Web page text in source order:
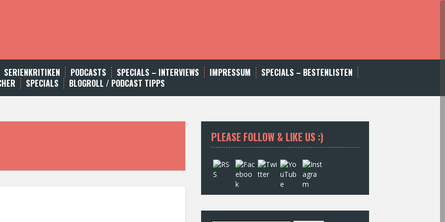
SERIENKRITIKEN PODCASTS SPECIALS – INTERVIEWS IMPRESSUM
SPECIALS – BESTENLISTEN
SPECIALS BLOGROLL / PODCAST TIPPS
PLEASE FOLLOW & LIKE US :)